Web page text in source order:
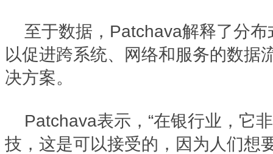
至于数据，Patchava解释了分
以促进跨系统、网络和服务的数据
决方案。
Patchava表示，“在银行业，它
技，这是可以接受的，因为人们想